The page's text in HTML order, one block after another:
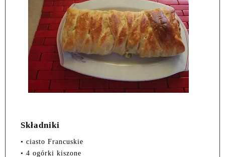
Składniki
• ciasto Francuskie
• 4 ogórki kiszone